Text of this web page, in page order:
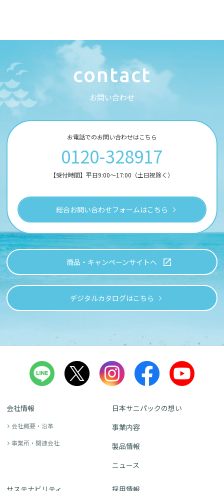
contact
お問い合わせ
お電話でのお問い合わせはこちら
0120-328917
【受付時間】平日9:00～17:00（土日祝除く）
総合お問い合わせフォームはこちら
商品・キャンペーンサイトへ
デジタルカタログはこちら
会社情報
会社概要・沿革
事業所・関連会社
日本サニパックの想い
事業内容
製品情報
ニュース
サステナビリティ 採用情報